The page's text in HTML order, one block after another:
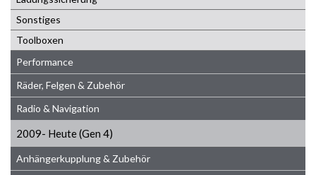
Sonstiges
Toolboxen
Performance
Räder, Felgen & Zubehör
Radio & Navigation
2009- Heute (Gen 4)
Anhängerkupplung & Zubehör